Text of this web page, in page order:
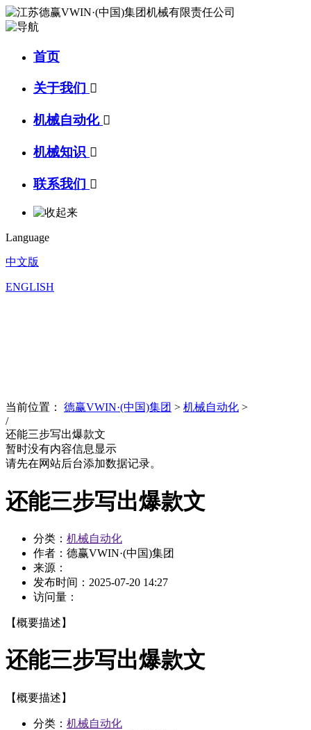
首页
关于我们 
机械自动化 
机械知识 
联系我们 
Language
中文版
ENGLISH
当前位置： 德赢VWIN·(中国)集团 > 机械自动化 >
/
还能三步写出爆款文
暂时没有内容信息显示
请先在网站后台添加数据记录。
还能三步写出爆款文
分类： 机械自动化
作者：德赢VWIN·(中国)集团
来源：
发布时间： 2025-07-20 14:27
访问量：
【概要描述】
还能三步写出爆款文
【概要描述】
分类： 机械自动化